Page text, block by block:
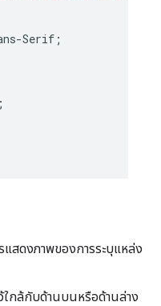
-Serif ;
;
สดงภาพของการระบุแหล่ง
ใกล้กับด้านบนหรือด้านล่าง